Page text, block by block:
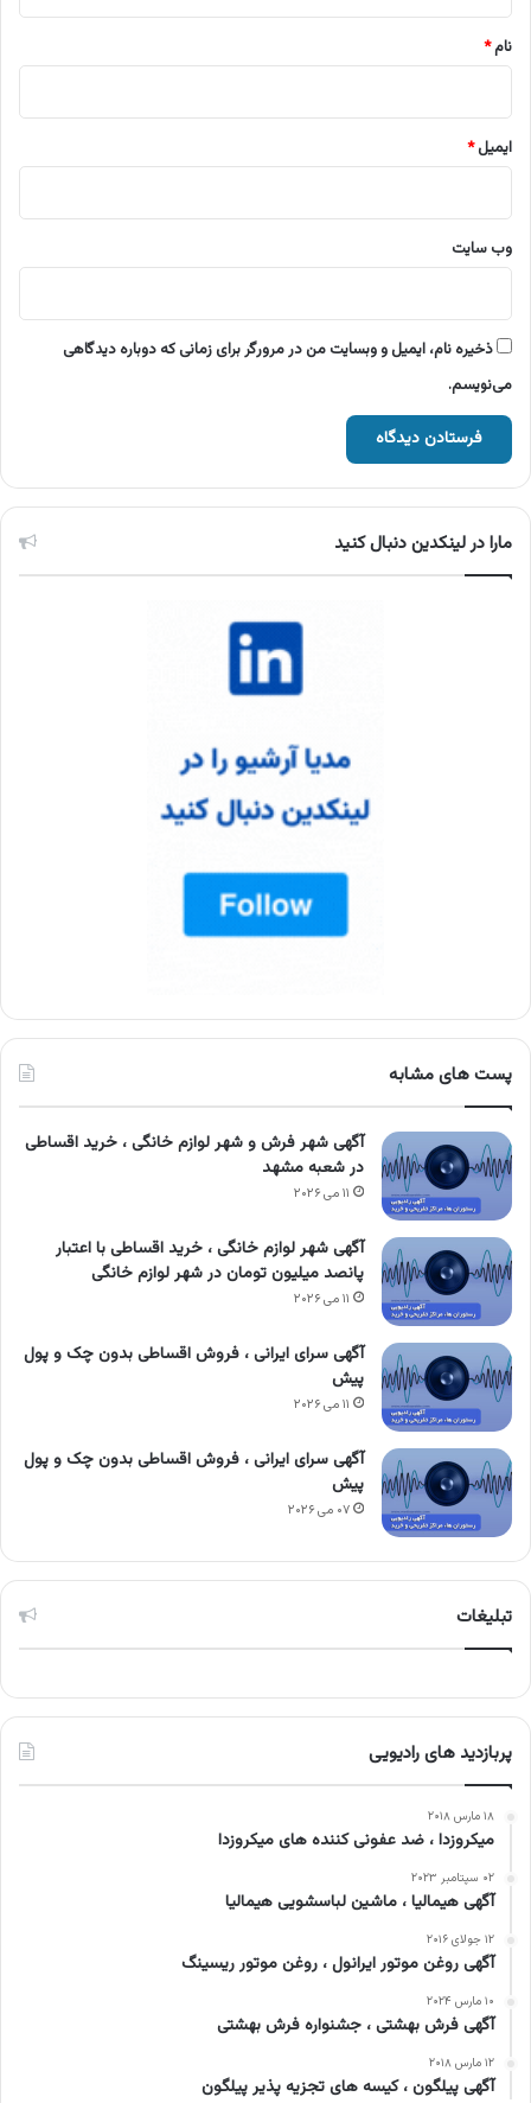
نام*
ایمیل*
وب‌ سایت
ذخیره نام، ایمیل و وبسایت من در مرورگر برای زمانی که دوباره دیدگاهی
می‌نویسم.
مارا در لینکدین دنبال کنید
پست های مشابه
آگهی شهر فرش و شهر لوازم خانگی ، خرید اقساطی
در شعبه مشهد
۱۱ می ۲۰۲۶
آگهی شهر لوازم خانگی ، خرید اقساطی با اعتبار
پانصد میلیون تومان در شهر لوازم خانگی
۱۱ می ۲۰۲۶
آگهی سرای ایرانی ، فروش اقساطی بدون چک و پول
پیش
۱۱ می ۲۰۲۶
آگهی سرای ایرانی ، فروش اقساطی بدون چک و پول
پیش
۰۷ می ۲۰۲۶
تبلیغات
پربازدید های رادیویی
۱۸ مارس ۲۰۱۸
میکروزدا ، ضد عفونی کننده های میکروزدا
۰۲ سپتامبر ۲۰۲۳
آگهی هیمالیا ، ماشین لباسشویی هیمالیا
۱۲ جولای ۲۰۱۶
آگهی روغن موتور ایرانول ، روغن موتور ریسینگ
۱۰ مارس ۲۰۲۴
آگهی فرش بهشتی ، جشنواره فرش بهشتی
۱۲ مارس ۲۰۱۸
آگهی پیلگون ، کیسه های تجزیه پذیر پیلگون